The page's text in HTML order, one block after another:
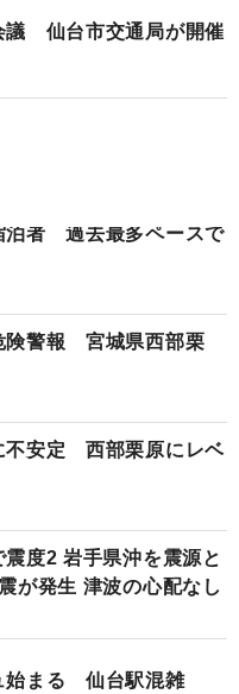
議 仙台市交通局が開催
泊者 過去最多ペースで
険警報 宮城県西部栗
不安定 西部栗原にレベ
震度2 岩手県沖を震源と
が発生 津波の心配なし
始まる 仙台駅混雑